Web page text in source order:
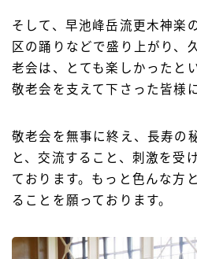
そして、早池峰岳流更木神楽
区の踊りなどで盛り上がり、
老会は、とても楽しかったと
敬老会を支えて下さった皆様
敬老会を無事に終え、長寿の
と、交流すること、刺激を受
ております。もっと色んな方
ることを願っております。